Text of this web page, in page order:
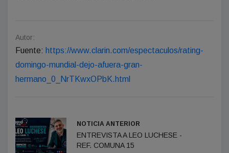
Autor:
Fuente: https://www.clarin.com/espectaculos/rating-
domingo-mundial-dejo-afuera-gran-
hermano_0_NrTKwxOPbK.html
NOTICIA ANTERIOR
ENTREVISTA A LEO LUCHESE -
REF. COMUNA 15